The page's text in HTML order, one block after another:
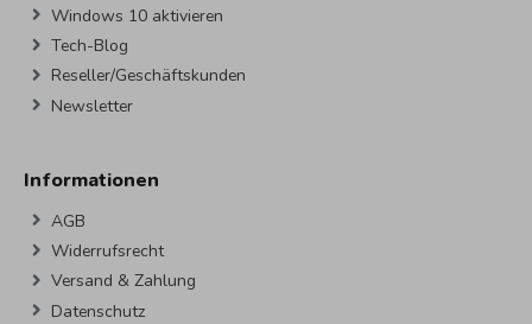
Windows 10 aktivieren
Tech-Blog
Reseller/Geschäftskunden
Newsletter
Informationen
AGB
Widerrufsrecht
Versand & Zahlung
Datenschutz